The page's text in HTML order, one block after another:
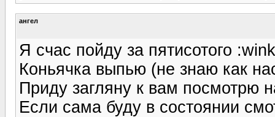
ангел
Я счас пойду за пятисотого
Коньячка выпью (не знаю как
Приду загляну к вам посмотрю
Если сама буду в состоянии